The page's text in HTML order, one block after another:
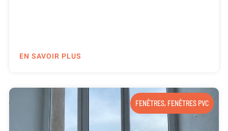
EN SAVOIR PLUS
FENÊTRES, FENÊTRES PVC